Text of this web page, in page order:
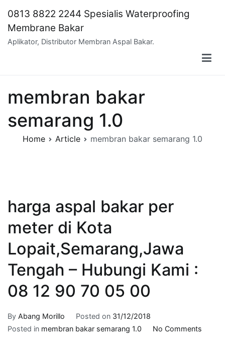
content
0813 8822 2244 Spesialis Waterproofing
Membrane Bakar
Aplikator, Distributor Membran Aspal Bakar.
membran bakar
semarang 1.0
Home Article membran bakar semarang 1.0
harga aspal bakar per
meter di Kota
Lopait,Semarang,Jawa
Tengah – Hubungi Kami :
08 12 90 70 05 00
By Abang Morillo Posted on 31/12/2018
Posted in membran bakar semarang 1.0 No Commentson